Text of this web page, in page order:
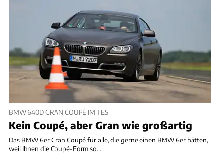
BMW 640D GRAN COUPÉ IM TEST
Kein Coupé, aber Gran wie großartig
Das BMW 6er Gran Coupé für alle, die gerne einen BMW 6er hätten,
weil Ihnen die Coupé-Form so...